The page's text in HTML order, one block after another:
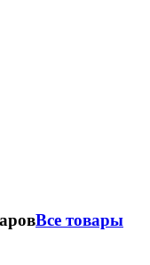
Все товары